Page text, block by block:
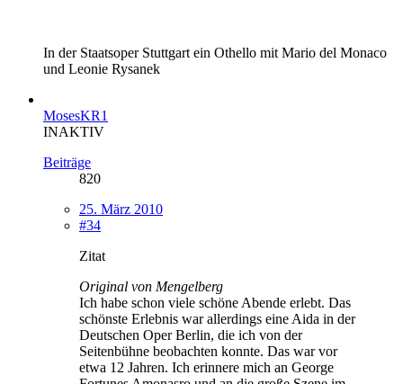
In der Staatsoper Stuttgart ein Othello mit Mario del Monaco
und Leonie Rysanek
MosesKR1
INAKTIV
Beiträge
820
25. März 2010
#34
Zitat
Original von Mengelberg
Ich habe schon viele schöne Abende erlebt. Das
schönste Erlebnis war allerdings eine Aida in der
Deutschen Oper Berlin, die ich von der
Seitenbühne beobachten konnte. Das war vor
etwa 12 Jahren. Ich erinnere mich an George